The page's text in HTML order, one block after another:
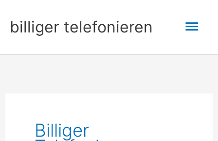
Inhalt
springen
billiger telefonieren
Billiger